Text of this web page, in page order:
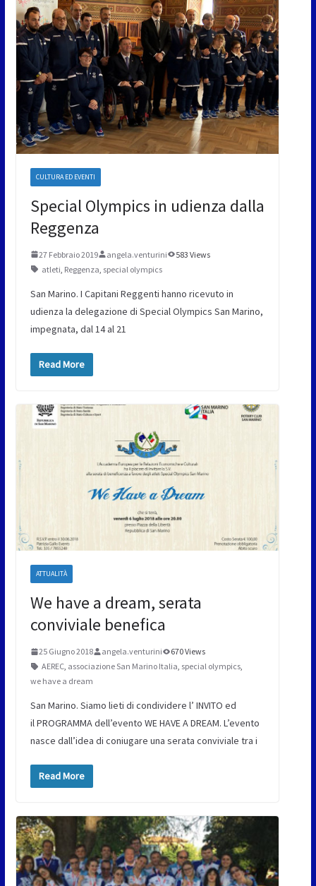
CULTURA ED EVENTI
Special Olympics in udienza dalla
Reggenza
27 Febbraio 2019 angela.venturini
583 Views
atleti Reggenza special olympics
San Marino. I Capitani Reggenti hanno ricevuto in
udienza la delegazione di Special Olympics San Marino,
impegnata, dal 14 al 21
Read More
ATTUALITÀ
We have a dream, serata
conviviale benefica
25 Giugno 2018 angela.venturini
670 Views
AEREC, associazione San Marino Italia, special olympics,
we have a dream
San Marino. Siamo lieti di condividere l’ INVITO ed
il PROGRAMMA dell’evento WE HAVE A DREAM. L’evento
nasce dall’idea di coniugare una serata conviviale tra i
Read More